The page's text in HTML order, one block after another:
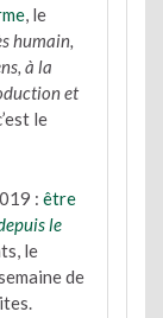
, le
humain,
à la
et
le
: être
le
le
de